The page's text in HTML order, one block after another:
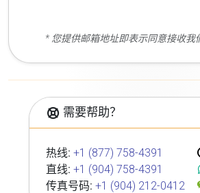
* 您提供邮箱地址即表示同意接收我
需要帮助？
热线: +1 (877) 758-4391
直线: +1 (904) 758-4391
传真号码: +1 (904) 212-0412